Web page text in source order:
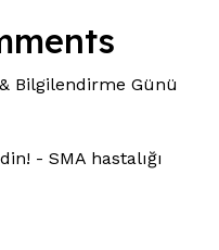
Bilgilendirme Günü
- SMA hastalığı